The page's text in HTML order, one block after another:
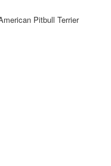
Pitbull Terrier